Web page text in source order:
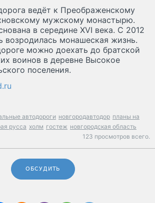
ведёт к Преображенскому
мужскому монастырю.
в середине XVI века. С 2012
возродилась монашеская жизнь.
можно доехать до братской
воинов в деревне Высокое
поселения.
автодороги новгородавтодор планы на
русса холм гостеж новгородская область
123 просмотров всего.
ОБСУДИТЬ